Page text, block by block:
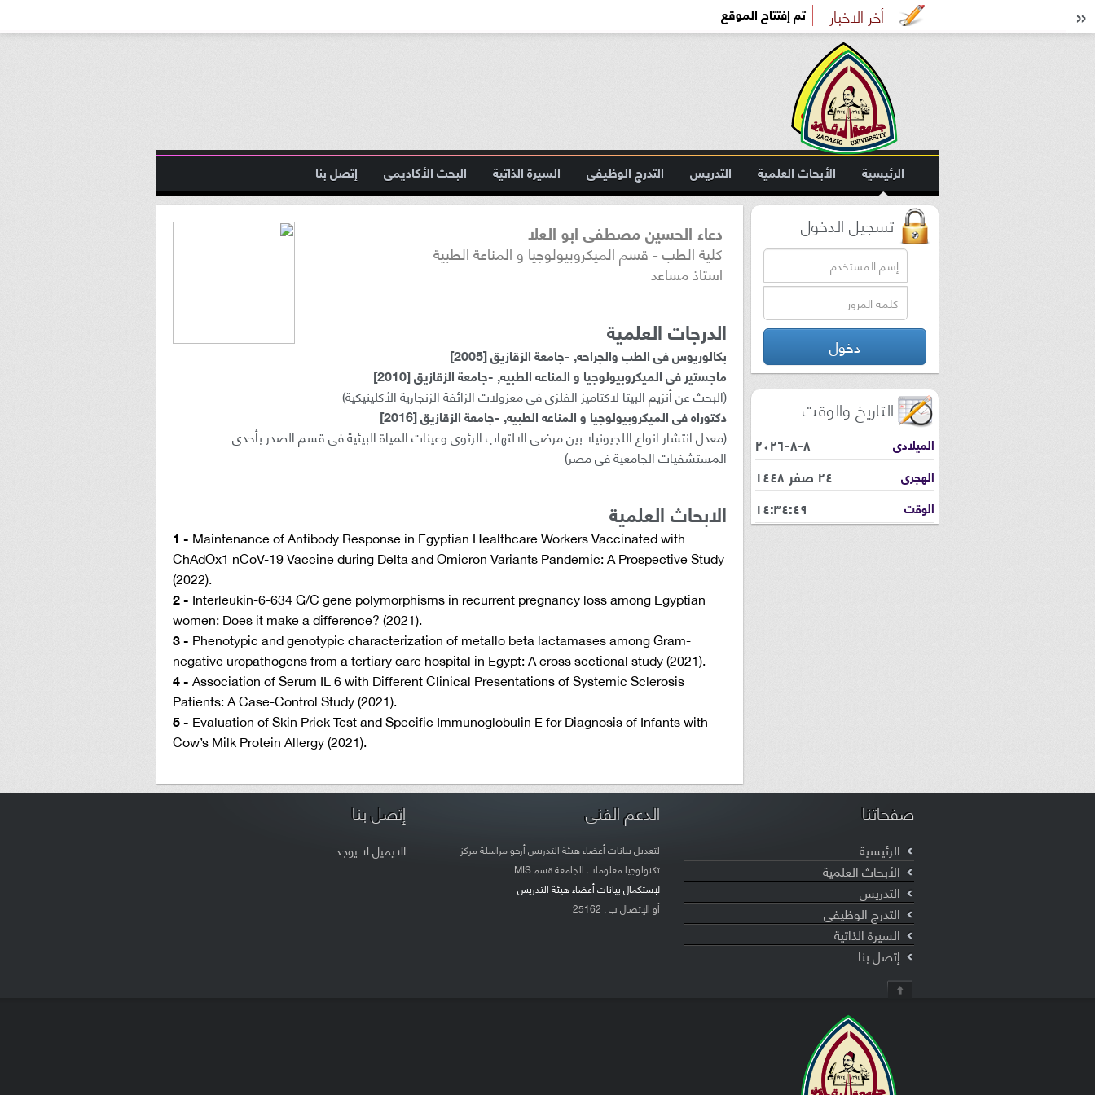
الرئيسية الأبحاث العلمية التدريس التدرج الوظيفى السيرة الذاتية البحث الأكاديمى
إتصل بنا
الموقع الجديد
دعاء الحسين مصطفى ابو العلا
كلية الطب - قسم الميكروبيولوجيا و المناعة الطبية
استاذ مساعد
الدرجات العلمية
بكالوريوس فى الطب والجراحه, -جامعة الزقازيق [2005]
ماجستير فى الميكروبيولوجيا و المناعه الطبيه, -جامعة الزقازيق [2010]
(البحث عن أنزيم البيتا لاكتاميز الفلزى فى معزولات الزائفة الزنجارية الأكلينيكية)
دكتوراه فى الميكروبيولوجيا و المناعه الطبيه, -جامعة الزقازيق [2016]
(معدل انتشار انواع اللجيونيلا بين مرضى الالتهاب الرئوى وعينات المياة البيئية فى قسم الصدر بأحدى
المستشفيات الجامعية فى مصر)
الابحاث العلمية
1 - Maintenance of Antibody Response in Egyptian Healthcare Workers Vaccinated with
ChAdOx1 nCoV-19 Vaccine during Delta and Omicron Variants Pandemic: A Prospective Study
(2022).
2 - Interleukin-6-634 G/C gene polymorphisms in recurrent pregnancy loss among Egyptian
women: Does it make a difference? (2021).
3 - Phenotypic and genotypic characterization of metallo beta lactamases among Gram-
negative uropathogens from a tertiary care hospital in Egypt: A cross sectional study (2021).
4 -Association of Serum IL 6 with Different Clinical Presentations of Systemic Sclerosis
Patients: A Case-Control Study (2021).
5 - Evaluation of Skin Prick Test and Specific Immunoglobulin E for Diagnosis of Infants with
Cow’s Milk Protein Allergy (2021).
تسجيل الدخول
دخول
التاريخ والوقت
٨-٨-٢٠٢٦ الميلادى
٢٤ صفر ١٤٤٨ الهجرى
١٤:٣٤:٥٠ الوقت
صفحاتنا
الرئيسية
الأبحاث العلمية
التدريس
التدرج الوظيفى
السيرة الذاتية
إتصل بنا
الدعم الفنى
لتعديل بيانات أعضاء هيئة التدريس أرجو مراسلة مركز
تكنولوجيا معلومات الجامعة قسم MIS
لإستكمال بيانات أعضاء هيئة التدريس
أو الإتصال ب : 25162
إتصل بنا
الايميللا يوجد
تم إفتتاح الموقع أخر الاخبار »